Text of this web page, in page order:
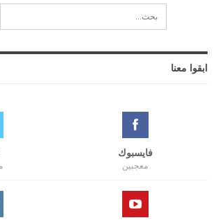
ابقوا معنا
فايسبوك
معجبين